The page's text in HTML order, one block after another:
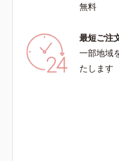
無料
最短ご注
一部地域
たします